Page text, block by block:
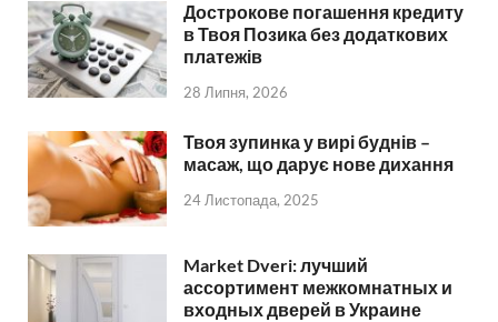
Дострокове погашення кредиту
в Твоя Позика без додаткових
платежів
28 Липня, 2026
Твоя зупинка у вирі буднів –
масаж, що дарує нове дихання
24 Листопада, 2025
Market Dveri: лучший
ассортимент межкомнатных и
входных дверей в Украине